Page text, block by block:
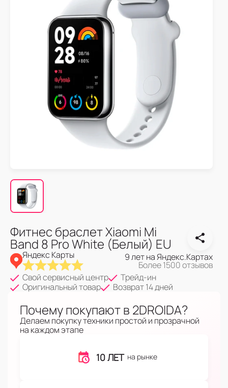
Фитнес браслет Xiaomi Mi
Band 8 Pro White (Белый) EU
Яндекс Карты 9 лет на Яндекс.Картах
Более 1500 отзывов
Свой сервисный центр
Трейд-ин
Оригинальный товар
Возврат 14 дней
Почему покупают в 2DROIDA?
Делаем покупку техники простой и прозрачной
на каждом этапе
10 ЛЕТ на рынке